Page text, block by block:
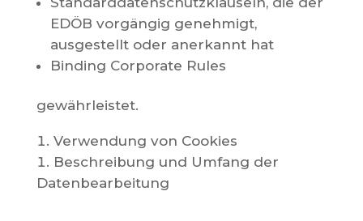
EDÖB vorgängig genehmigt,
ausgestellt oder anerkannt hat
Binding Corporate Rules
gewährleistet.
Verwendung von Cookies
Beschreibung und Umfang der
Datenbearbeitung